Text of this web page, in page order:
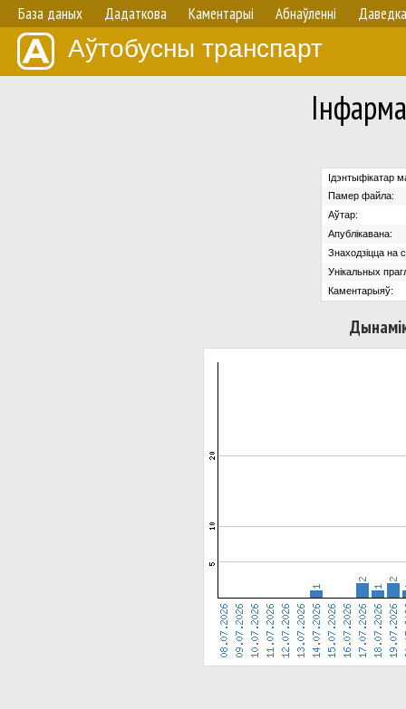
База даных Дадаткова Каментарыі Абнаўленнi Даведка
Аўтобусны транспарт
Ідэнтыфікатар
Памер файла:
Аўтар:
Апублікавана:
Знаходзіцца на
Унікальных
Каментарыяў: